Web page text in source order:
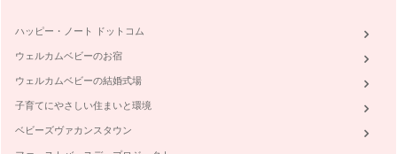
ハッピー・ノート ドットコム
ウェルカムベビーのお宿
ウェルカムベビーの結婚式場
子育てにやさしい住まいと環境
ベビーズヴァカンスタウン